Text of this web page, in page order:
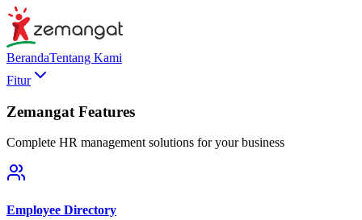
BerandaTentang Kami
Fitur
Zemangat Features
Complete HR management solutions for your business
Employee Directory